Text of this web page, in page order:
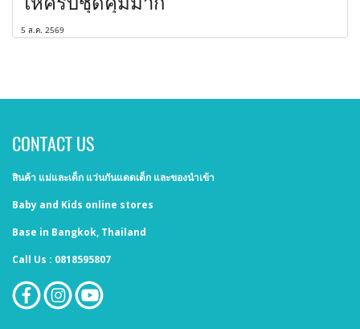
5 ส.ค. 2569
CONTACT US
สินค้า แม่และเด็ก แว่นกันแดดเด็ก และของนำเข้า
Baby and Kids online stores
Base in Bangkok, Thailand
Call Us : 0818595807